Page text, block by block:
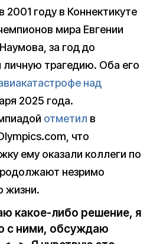
году в Коннектикуте
мира Евгении
за год до
трагедию. Оба его
над
2025 года.
отметил в
что
ему оказали коллеги по
незримо
жизни.
какое-либо решение, я
с ними, обсуждаю